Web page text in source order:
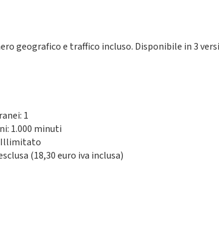
geografico e traffico incluso. Disponibile in 3
1
1.000 minuti
Illimitato
(18,30 euro iva inclusa)